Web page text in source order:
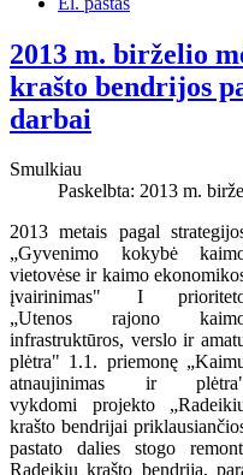
2013 m. birželio
krašto bendrijos
darbai
Smulkiau
Paskelbta: 2013 m.
2013 metais pagal
„Gyvenimo kokybė
vietovėse ir kaimo
įvairinimas" I
„Utenos rajono
infrastruktūros, verslo ir
plėtra" 1.1. priemonę
atnaujinimas ir
vykdomi projekto
krašto bendrijai
pastato dalies stogo
Radeikių krašto bendrija,